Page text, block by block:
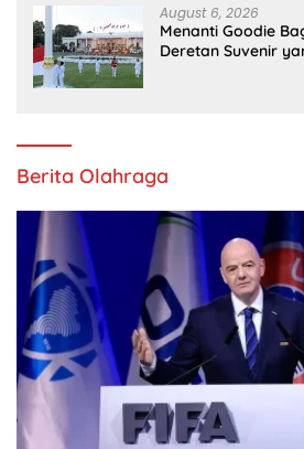
August 6, 2026
Menanti Goodie
Deretan Suvenir
Berita Olahraga